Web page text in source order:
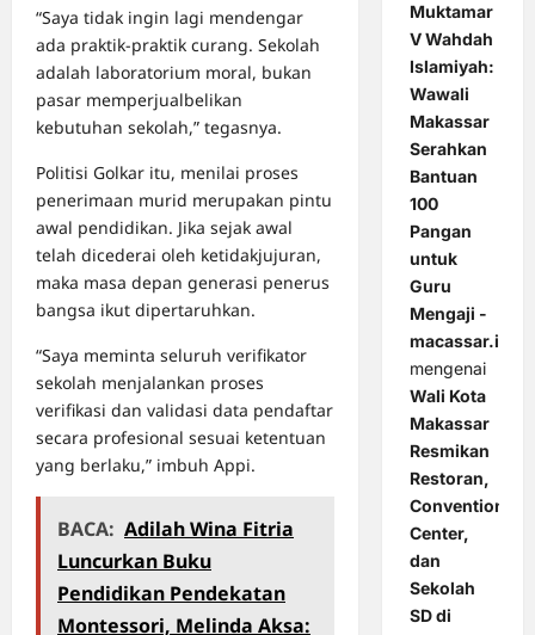
“Saya tidak ingin lagi mendengar
ada praktik-praktik curang. Sekolah
adalah laboratorium moral, bukan
pasar memperjualbelikan
kebutuhan sekolah,” tegasnya.
Politisi Golkar itu, menilai proses
penerimaan murid merupakan pintu
awal pendidikan. Jika sejak awal
telah dicederai oleh ketidakjujuran,
maka masa depan generasi penerus
bangsa ikut dipertaruhkan.
“Saya meminta seluruh verifikator
sekolah menjalankan proses
verifikasi dan validasi data pendaftar
secara profesional sesuai ketentuan
yang berlaku,” imbuh Appi.
BACA: Adilah Wina Fitria
Luncurkan Buku
Pendidikan Pendekatan
Montessori, Melinda Aksa:
Muktamar
V Wahdah
Islamiyah:
Wawali
Makassar
Serahkan
Bantuan
100
Pangan
untuk
Guru
Mengaji -
macassar.id
mengenai
Wali Kota
Makassar
Resmikan
Restoran,
Convention
Center,
dan
Sekolah
SD di